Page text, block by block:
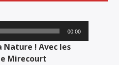
00:00
Nature ! Avec les
Mirecourt